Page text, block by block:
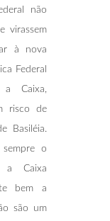
não
virassem
à nova
Federal
Caixa,
risco de
Basiléia.
o
a Caixa
bem a
são um